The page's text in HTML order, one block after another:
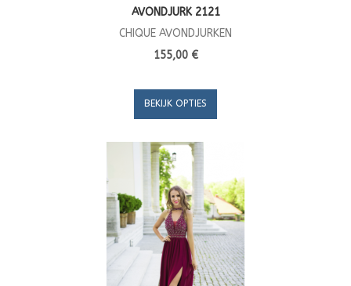
AVONDJURK 2121
CHIQUE AVONDJURKEN
155,00 €
BEKIJK OPTIES